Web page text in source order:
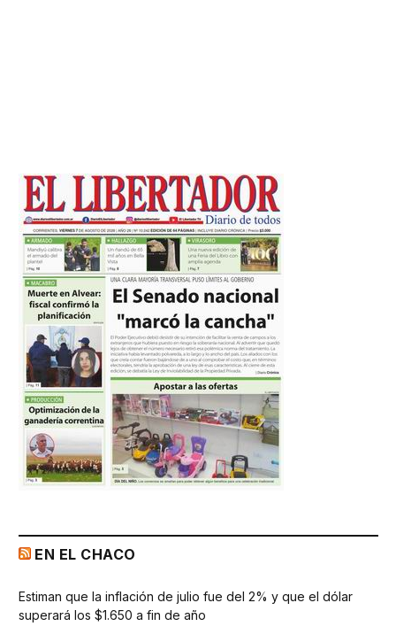
EN EL CHACO
Estiman que la inflación de julio fue del 2% y que el dólar
superará los $1.650 a fin de año